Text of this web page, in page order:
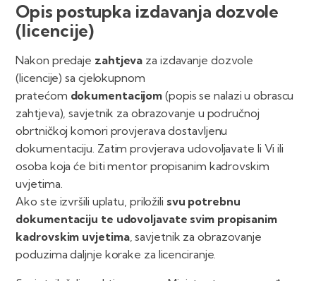
Opis postupka izdavanja dozvole
(licencije)
Nakon predaje zahtjeva za izdavanje dozvole
(licencije) sa cjelokupnom
pratećom dokumentacijom (popis se nalazi u obrascu
zahtjeva), savjetnik za obrazovanje u područnoj
obrtničkoj komori provjerava dostavljenu
dokumentaciju. Zatim provjerava udovoljavate li Vi ili
osoba koja će biti mentor propisanim kadrovskim
uvjetima.
Ako ste izvršili uplatu, priložili svu potrebnu
dokumentaciju te udovoljavate svim propisanim
kadrovskim uvjetima, savjetnik za obrazovanje
poduzima daljnje korake za licenciranje.